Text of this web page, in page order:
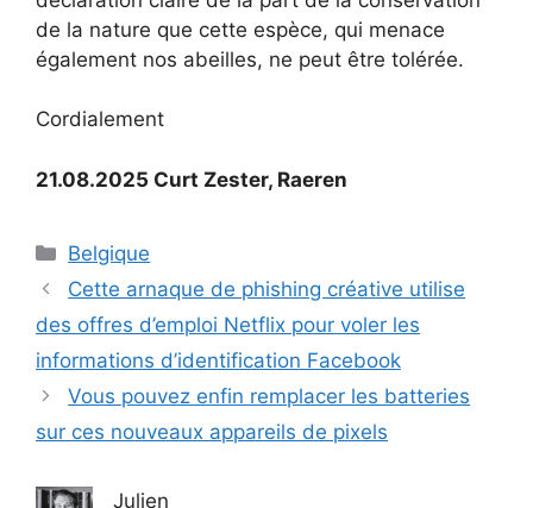
de la nature que cette espèce, qui menace
également nos abeilles, ne peut être tolérée.
Cordialement
21.08.2025 Curt Zester, Raeren
Catégories
Belgique
Cette arnaque de phishing créative utilise
des offres d’emploi Netflix pour voler les
informations d’identification Facebook
Vous pouvez enfin remplacer les batteries
sur ces nouveaux appareils de pixels
Julien